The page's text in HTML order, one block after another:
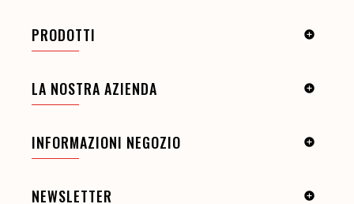
PRODOTTI 
LA NOSTRA AZIENDA 
INFORMAZIONI NEGOZIO 
NEWSLETTER 